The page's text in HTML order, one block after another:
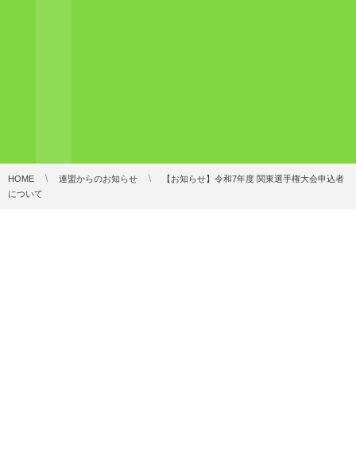
HOME 連盟からのお知らせ
【お知らせ】令和7年度 関東選手権大会申込者
について